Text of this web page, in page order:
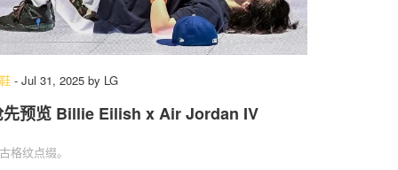
- Jul 31, 2025 by LG
先预览 Billie Eilish x Air Jordan IV
格纹点缀。